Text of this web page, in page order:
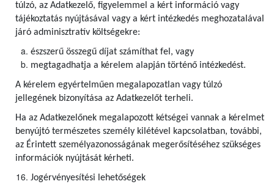
túlzó, az Adatkezelő, figyelemmel a kért információ vagy
tájékoztatás nyújtásával vagy a kért intézkedés meghozatalával
járó adminisztratív költségekre:
észszerű összegű díjat számíthat fel, vagy
megtagadhatja a kérelem alapján történő intézkedést.
A kérelem egyértelműen megalapozatlan vagy túlzó
jellegének bizonyítása az Adatkezelőt terheli.
Ha az Adatkezelőnek megalapozott kétségei vannak a kérelmet
benyújtó természetes személy kilétével kapcsolatban, további,
az Érintett személyazonosságának megerősítéséhez szükséges
információk nyújtását kérheti.
Jogérvényesítési lehetőségek